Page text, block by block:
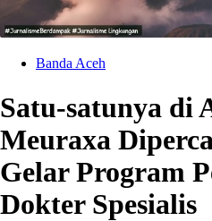
Banda Aceh
Satu-satunya di
Meuraxa
Gelar Program
Dokter Spesialis